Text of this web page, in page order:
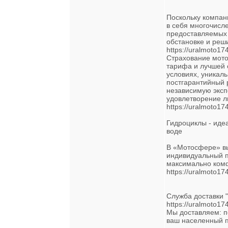
Поскольку
в себя
обстановке и
https://
Страхование
тарифа и лучшей
условиях,
постгарантийный
независимую
удовлетворение
https://
Гидроциклы -
воде
В «Мотосфере»
индивидуальный
максимально
https://
Служба доставки
https://
Мы доставляем:
ваш населенный